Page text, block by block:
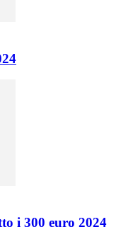
i 300 euro 2024